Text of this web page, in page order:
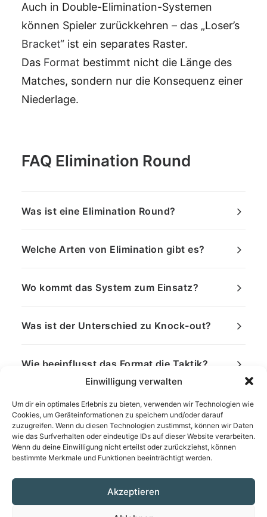
Einwilligung verwalten
Um dir ein optimales Erlebnis zu bieten, verwenden wir Technologien wie
Cookies, um Geräteinformationen zu speichern und/oder darauf
zuzugreifen. Wenn du diesen Technologien zustimmst, können wir Daten
wie das Surfverhalten oder eindeutige IDs auf dieser Website verarbeiten.
Wenn du deine Einwilligung nicht erteilst oder zurückziehst, können
bestimmte Merkmale und Funktionen beeinträchtigt werden.
Akzeptieren
Auch in Double-Elimination-Systemen
können Spieler zurückkehren – das „Loser’s
Bracket“ ist ein separates Raster.
Das Format bestimmt nicht die Länge des
Matches, sondern nur die Konsequenz einer
Niederlage.
FAQ Elimination Round
Was ist eine Elimination Round?
Welche Arten von Elimination gibt es?
Wo kommt das System zum Einsatz?
Was ist der Unterschied zu Knock-out?
Wie beeinflusst das Format die Taktik?